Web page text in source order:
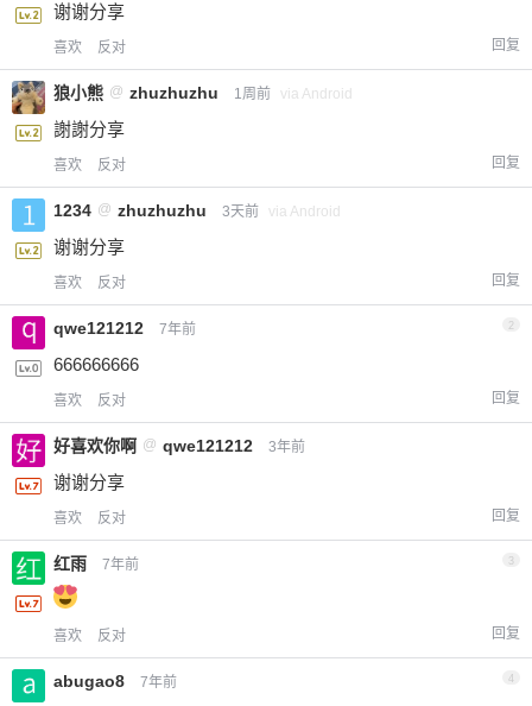
谢谢分享
喜欢 反对 回复
狼小熊 @ zhuzhuzhu 1周前 via Android
謝謝分享
喜欢 反对 回复
1234 @ zhuzhuzhu 3天前 via Android
谢谢分享
喜欢 反对 回复
qwe121212 7年前 2
666666666
喜欢 反对 回复
好喜欢你啊 @ qwe121212 3年前
谢谢分享
喜欢 反对 回复
红雨 7年前 3
喜欢 反对 回复
abugao8 7年前 4